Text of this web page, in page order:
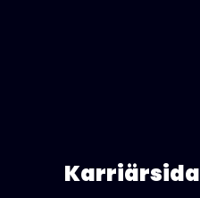
Karriärsida